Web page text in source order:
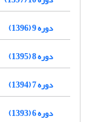
دوره 9 (1396)
دوره 8 (1395)
دوره 7 (1394)
دوره 6 (1393)